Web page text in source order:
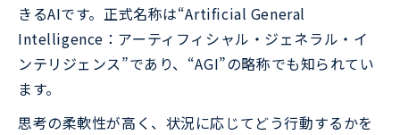
きるAIです。正式名称は“Artificial General
Intelligence：アーティフィシャル・ジェネラル・イ
ンテリジェンス”であり、“AGI”の略称でも知られてい
ます。
思考の柔軟性が高く、状況に応じてどう行動するかを